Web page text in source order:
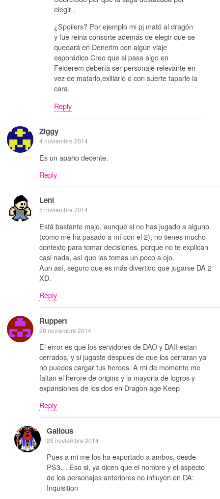
elegir .
¿Spoilers? Por ejemplo mi pj mató al dragón
y fue reina consorte además de elegir que se
quedará en Denerim con algún viaje
esporádico.Creo que si pasa algo en
Felderem debería ser personaje relevante en
vez de matarlo,exiliarlo o con suerte taparle la
cara.
Reply
Ziggy
4 noviembre 2014
Es un apaño decente.
Reply
Leni
5 noviembre 2014
Está bastante majo, aunque si no has jugado a alguno
(como me ha pasado a mí con el 2), no tienes mucho
contexto para tomar decisiones, porque no te explican
casi nada, así que las tomas un poco a ojo.
Aun así, seguro que es más divertido que jugarse DA 2
XD.
Reply
Ruppert
28 noviembre 2014
El error es que los servidores de DAO y DAII estan
cerrados, y si jugaste despues de que los cerraran ya
no puedes cargar tus heroes. A mi de momento me
faltan el herore de origins y la mayoria de logros y
expansiones de los dos en Dragon age Keep
Reply
Galious
28 noviembre 2014
Pues a mi me los ha exportado a ambos, desde
PS3… Eso si, ya dicen que el nombre y el aspecto
de los personajes anteriores no influyen en DA:
Inquisition